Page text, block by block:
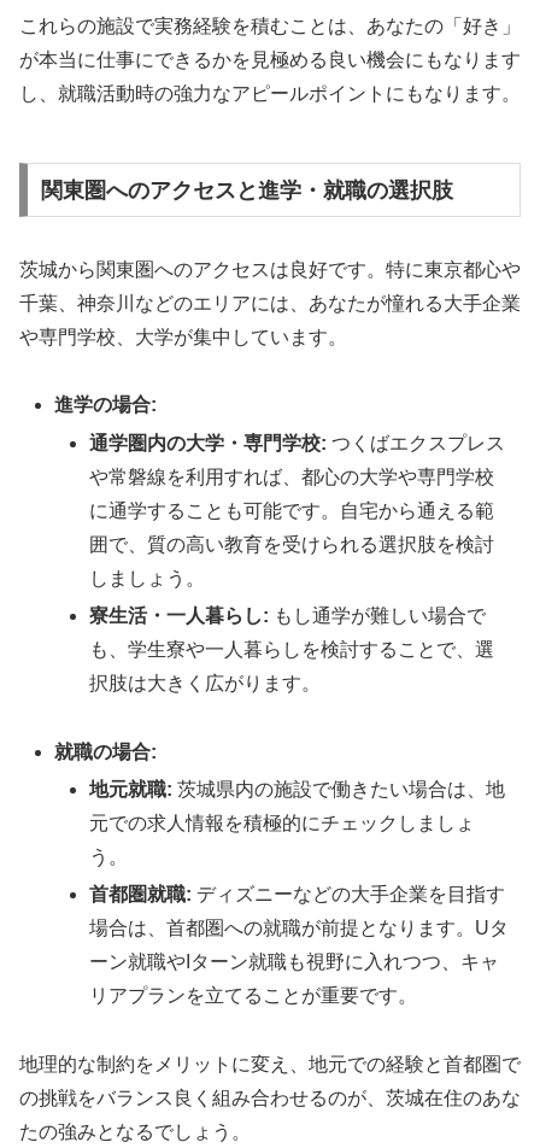
これらの施設で実務経験を積むことは、あなたの「好き」
が本当に仕事にできるかを見極める良い機会にもなります
し、就職活動時の強力なアピールポイントにもなります。
関東圏へのアクセスと進学・就職の選択肢
茨城から関東圏へのアクセスは良好です。特に東京都心や
千葉、神奈川などのエリアには、あなたが憧れる大手企業
や専門学校、大学が集中しています。
進学の場合:
通学圏内の大学・専門学校: つくばエクスプレス
や常磐線を利用すれば、都心の大学や専門学校
に通学することも可能です。自宅から通える範
囲で、質の高い教育を受けられる選択肢を検討
しましょう。
寮生活・一人暮らし: もし通学が難しい場合で
も、学生寮や一人暮らしを検討することで、選
択肢は大きく広がります。
就職の場合:
地元就職: 茨城県内の施設で働きたい場合は、地
元での求人情報を積極的にチェックしましょ
う。
首都圏就職: ディズニーなどの大手企業を目指す
場合は、首都圏への就職が前提となります。Uタ
ーン就職やIターン就職も視野に入れつつ、キャ
リアプランを立てることが重要です。
地理的な制約をメリットに変え、地元での経験と首都圏で
の挑戦をバランス良く組み合わせるのが、茨城在住のあな
たの強みとなるでしょう。